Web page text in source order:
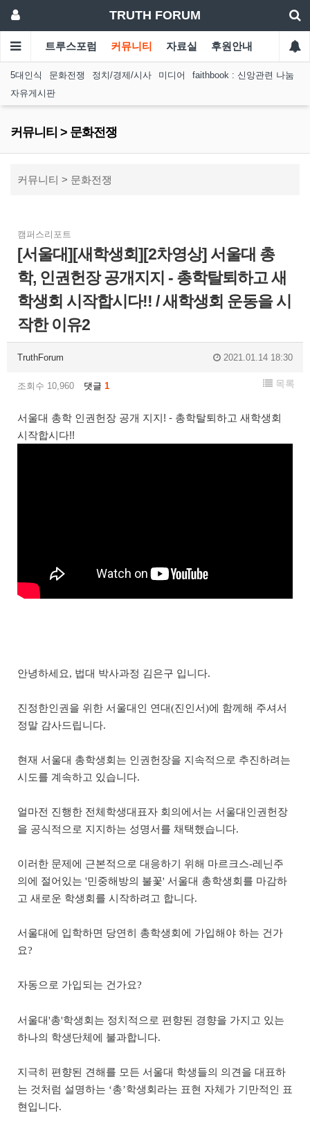
TRUTH FORUM
트루스포럼 커뮤니티 자료실 후원안내
5대인식 문화전쟁 정치/경제/시사 미디어
faithbook : 신앙관련 나눔
자유게시판
커뮤니티 > 문화전쟁
커뮤니티 > 문화전쟁
캠퍼스리포트
[서울대][새학생회][2차영상] 서울대 총
학, 인권헌장 공개지지 - 총학탈퇴하고 새
학생회 시작합시다!! / 새학생회 운동을 시
작한 이유2
TruthForum 2021.01.14 18:30
조회수 10,960 댓글 1 목록
서울대 총학 인권헌장 공개 지지! - 총학탈퇴하고 새학생회
시작합시다!!
안녕하세요, 법대 박사과정 김은구 입니다.
진정한인권을 위한 서울대인 연대(진인서)에 함께해 주셔서
정말 감사드립니다.
현재 서울대 총학생회는 인권헌장을 지속적으로 추진하려는
시도를 계속하고 있습니다.
얼마전 진행한 전체학생대표자 회의에서는 서울대인권헌장
을 공식적으로 지지하는 성명서를 채택했습니다.
이러한 문제에 근본적으로 대응하기 위해 마르크스-레닌주
의에 절어있는 '민중해방의 불꽃' 서울대 총학생회를 마감하
고 새로운 학생회를 시작하려고 합니다.
서울대에 입학하면 당연히 총학생회에 가입해야 하는 건가
요?
자동으로 가입되는 건가요?
서울대'총'학생회는 정치적으로 편향된 경향을 가지고 있는
하나의 학생단체에 불과합니다.
지극히 편향된 견해를 모든 서울대 학생들의 의견을 대표하
는 것처럼 설명하는 ‘총’학생회라는 표현 자체가 기만적인 표
현입니다.